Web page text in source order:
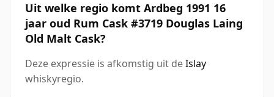
Uit welke regio komt Ardbeg 1991 16
jaar oud Rum Cask #3719 Douglas Laing
Old Malt Cask?
Deze expressie is afkomstig uit deIslay
whiskyregio.